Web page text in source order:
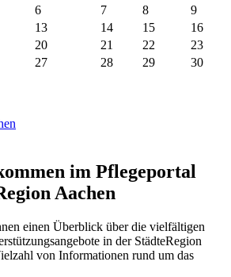
6 7 8
9
13 14 15
16
20 21 22
23
27 28 29
30
im Pflegeportal
Aachen
einen Überblick über die vielfältigen
in der StädteRegion
von Informationen rund um das